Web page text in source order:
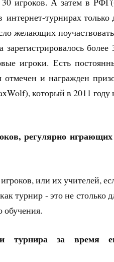
турнирах только
желающих
более
игроки. Есть
и награжден
который в 2011 году
регулярно
или их учителей,
турнир - это не столько
обучения.
турнира за время